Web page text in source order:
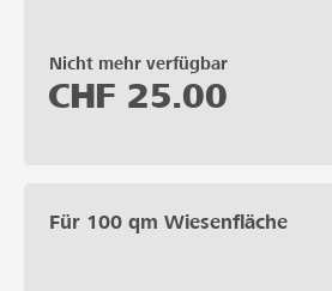
Nicht mehr verfügbar
CHF 25.00
Für 100 qm Wiesenfläche